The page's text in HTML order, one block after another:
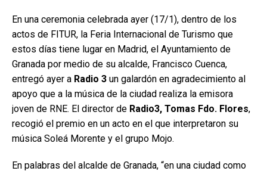
En una ceremonia celebrada ayer (17/1), dentro de los
actos de FITUR, la Feria Internacional de Turismo que
estos días tiene lugar en Madrid, el Ayuntamiento de
Granada por medio de su alcalde, Francisco Cuenca,
entregó ayer a Radio 3 un galardón en agradecimiento al
apoyo que a la música de la ciudad realiza la emisora
joven de RNE. El director de Radio3, Tomas Fdo. Flores,
recogió el premio en un acto en el que interpretaron su
música Soleá Morente y el grupo Mojo.
En palabras del alcalde de Granada, “en una ciudad como